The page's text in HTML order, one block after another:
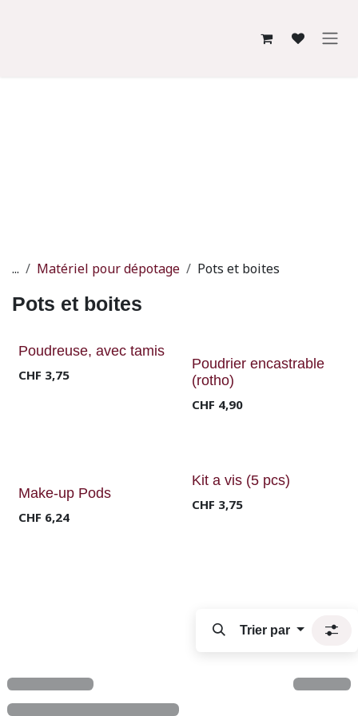
... Matériel pour dépotage Pots et boites
Pots et boites
Poudreuse, avec tamis
CHF 3,75
Poudrier encastrable
(rotho)
CHF 4,90
Make-up Pods
CHF 6,24
Kit a vis (5 pcs)
CHF 3,75
Trier par